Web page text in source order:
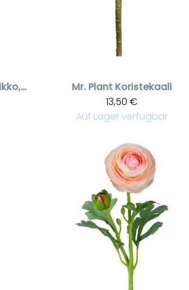
Vaaleanpunainen unikko, kaksi kukkaa ja nuppu
Mr. Plant Koristekaali
13,50 €
Auf Lager verfügbar